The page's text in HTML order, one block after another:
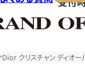
ル
Dior クリスチャン ディオ